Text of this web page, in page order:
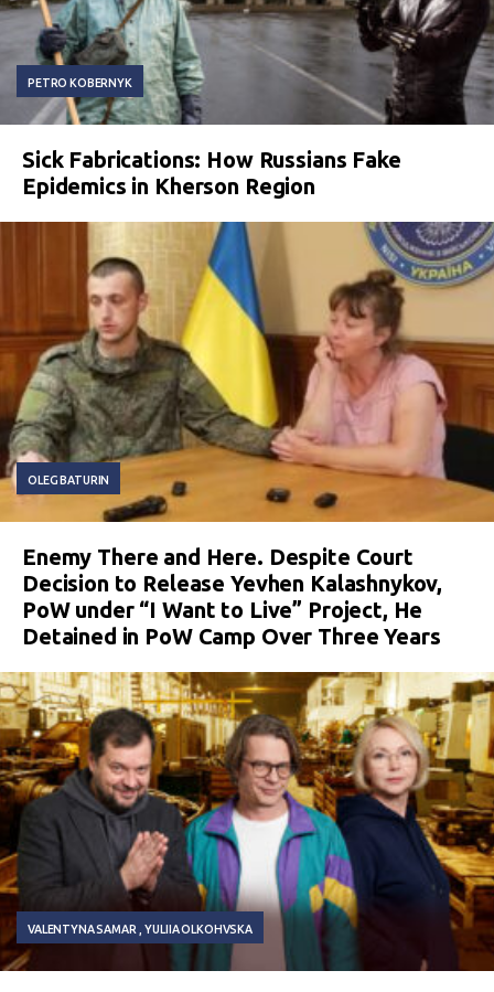
PETRO KOBERNYK
Sick Fabrications: How Russians Fake
Epidemics in Kherson Region
OLEG BATURIN
Enemy There and Here. Despite Court
Decision to Release Yevhen Kalashnykov,
PoW under “I Want to Live” Project, He
Detained in PoW Camp Over Three Years
VALENTYNA SAMAR YULIIA OLKOHVSKA